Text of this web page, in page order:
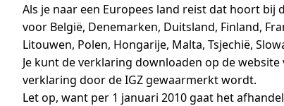
Als je naar een Europees land reist dat hoort bij
voor België, Denemarken, Duitsland, Finland,
Litouwen, Polen, Hongarije, Malta, Tsjechië,
Je kunt de verklaring downloaden op de
verklaring door de IGZ gewaarmerkt wordt.
Let op, want per 1 januari 2010 gaat het